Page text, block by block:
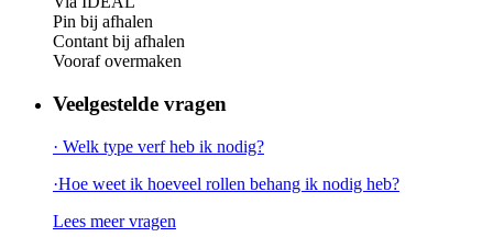
Pin bij afhalen
Contant bij afhalen
Vooraf overmaken
Veelgestelde vragen
· Welk type verf heb ik nodig?
·Hoe weet ik hoeveel rollen behang ik nodig heb?
Lees meer vragen